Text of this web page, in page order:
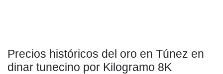
Precios históricos del oro en Túnez en
dinar tunecino por Kilogramo 8K